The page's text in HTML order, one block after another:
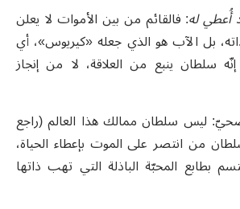
أُعطي له: فالقائم من بين الأموات لا يعلن
بل الآب هو الذي جعله «كيريوس»، أي
سلطان ينبع من العلاقة، لا من إنجاز
ليس سلطان ممالك هذا العالم (راجع
بل سلطان من انتصر على الموت بإعطاء الحياة،
بطابع المحبّة الباذلة التي تهب ذاتها